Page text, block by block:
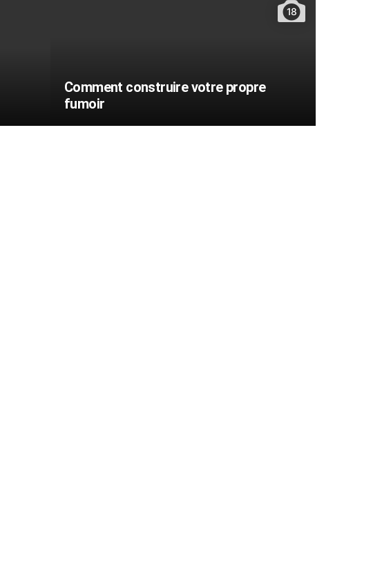
18
Comment construire votre propre
fumoir